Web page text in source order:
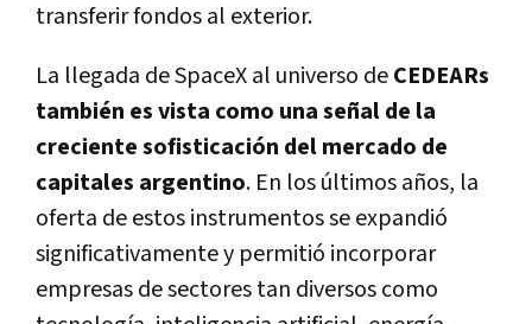
transferir fondos al exterior.
La llegada de SpaceX al universo deCEDEARs
también es vista como una señal de la
creciente sofisticación del mercado de
capitales argentino. En los últimos años, la
oferta de estos instrumentos se expandió
significativamente y permitió incorporar
empresas de sectores tan diversos como